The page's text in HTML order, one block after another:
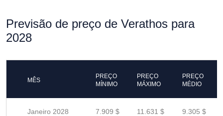
Previsão de preço de Verathos para
2028
MÊS
PREÇO
MÍNIMO
PREÇO
MÁXIMO
PREÇO
MÉDIO
Janeiro 2028 7.909 $ 11.631 $ 9.305 $